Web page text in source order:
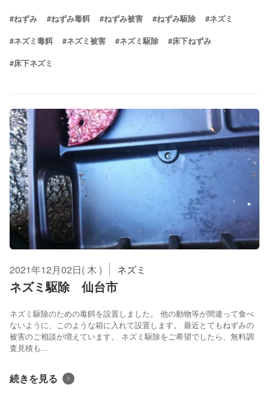
#ねずみ #ねずみ毒餌 #ねずみ被害 #ねずみ駆除 #ネズミ
#ネズミ毒餌 #ネズミ被害 #ネズミ駆除 #床下ねずみ
#床下ネズミ
2021年12月02日( 木 ) ネズミ
ネズミ駆除 仙台市
ネズミ駆除のための毒餌を設置しました。 他の動物等が間違って食べ
ないように、このような箱に入れて設置します。 最近とてもねずみの
被害のご相談が増えています。 ネズミ駆除をご希望でしたら、無料調
査見積も...
続きを見る